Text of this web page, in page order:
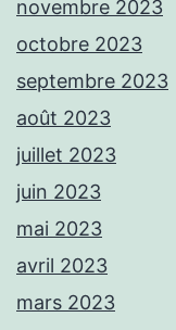
novembre 2023
octobre 2023
septembre 2023
août 2023
juillet 2023
juin 2023
mai 2023
avril 2023
mars 2023